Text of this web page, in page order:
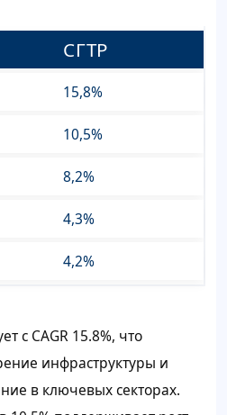
СГТР
15,8%
10,5%
8,2%
4,3%
4,2%
с CAGR 15.8%, что
инфраструктуры и
в ключевых секторах.